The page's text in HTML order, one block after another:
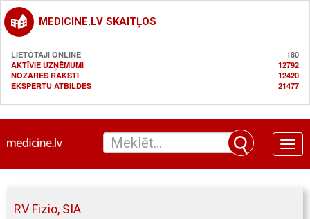
MEDICINE.LV SKAITĻOS
LIETOTĀJI ONLINE
180
AKTĪVIE UZŅĒMUMI
12792
NOZARES RAKSTI
12420
EKSPERTU ATBILDES
21477
Toggle
RV Fizio, SIA